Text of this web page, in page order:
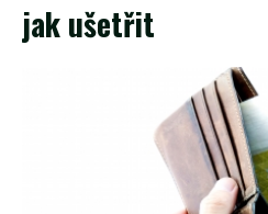
jak ušetřit